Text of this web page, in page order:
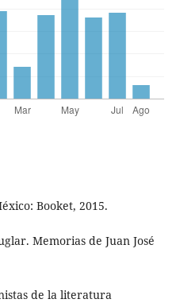
Booket, 2015.
Memorias de Juan José
de la literatura